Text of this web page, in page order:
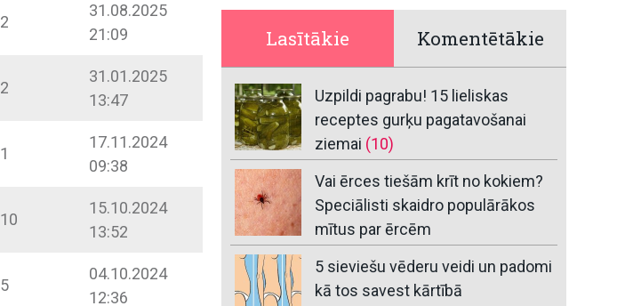
2
31.08.2025
21:09
2
31.01.2025
13:47
1
17.11.2024
09:38
10
15.10.2024
13:52
5
04.10.2024
12:36
Lasītākie Komentētākie
Uzpildi pagrabu! 15 lieliskas
receptes gurķu pagatavošanai
ziemai (10)
Vai ērces tiešām krīt no kokiem?
Speciālisti skaidro populārākos
mītus par ērcēm
5 sieviešu vēderu veidi un padomi
kā tos savest kārtībā